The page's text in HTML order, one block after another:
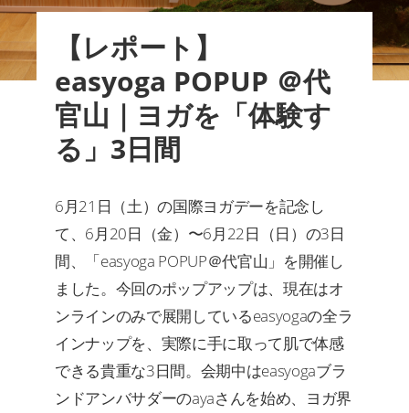
【レポート】
easyoga POPUP ＠代
官山｜ヨガを「体験す
る」3日間
6月21日（土）の国際ヨガデーを記念し
て、6月20日（金）〜6月22日（日）の3日
間、「easyoga POPUP＠代官山」を開催し
ました。今回のポップアップは、現在はオ
ンラインのみで展開しているeasyogaの全ラ
インナップを、実際に手に取って肌で体感
できる貴重な3日間。会期中はeasyogaブラ
ンドアンバサダーのayaさんを始め、ヨガ界